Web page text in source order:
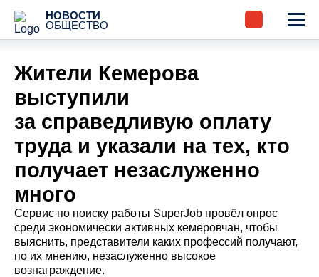
НОВОСТИ
ОБЩЕСТВО
Жители Кемерова
выступили
за справедливую оплату
труда и указали на тех, кто
получает незаслуженно
много
Сервис по поиску работы SuperJob провёл опрос
среди экономически активных кемеровчан, чтобы
выяснить, представители каких профессий получают,
по их мнению, незаслуженно высокое
вознаграждение.